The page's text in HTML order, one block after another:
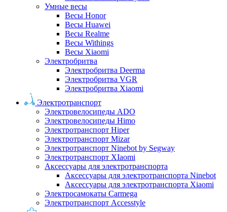
Умные весы
Весы Honor
Весы Huawei
Весы Realme
Весы Withings
Весы Xiaomi
Электробритва
Электробритва Deerma
Электробритва VGR
Электробритва Xiaomi
Электротранспорт
Электровелосипеды ADO
Электровелосипеды Himo
Электротранспорт Hiper
Электротранспорт Mizar
Электротранспорт Ninebot by Segway
Электротранспорт XIaomi
Аксессуары для электротранспорта
Аксессуары для электротранспорта Ninebot
Аксессуары для электротранспорта Xiaomi
Электросамокаты Carmega
Электротранспорт Accesstyle